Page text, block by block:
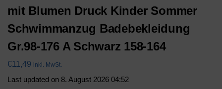
mit Blumen Druck Kinder Sommer
Schwimmanzug Badebekleidung
Gr.98-176 A Schwarz 158-164
€11,49 inkl. MwSt.
Last updated on 8. August 2026 04:52